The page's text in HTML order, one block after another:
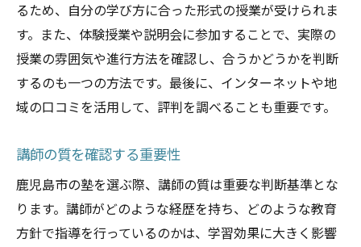
るため、自分の学び方に合った形式の授業が受けられま
す。また、体験授業や説明会に参加することで、実際の
授業の雰囲気や進行方法を確認し、合うかどうかを判断
するのも一つの方法です。最後に、インターネットや地
域の口コミを活用して、評判を調べることも重要です。
講師の質を確認する重要性
鹿児島市の塾を選ぶ際、講師の質は重要な判断基準とな
ります。講師がどのような経歴を持ち、どのような教育
方針で指導を行っているのかは、学習効果に大きく影響